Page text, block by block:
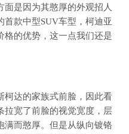
是因为其憨厚的外观招人
款中型SUV车型，柯迪亚
格的优势，这一点我们还是
柯达的家族式前脸，因此看
拉宽了前脸的视觉宽度，层
满而憨厚。但是从纵向镀铬